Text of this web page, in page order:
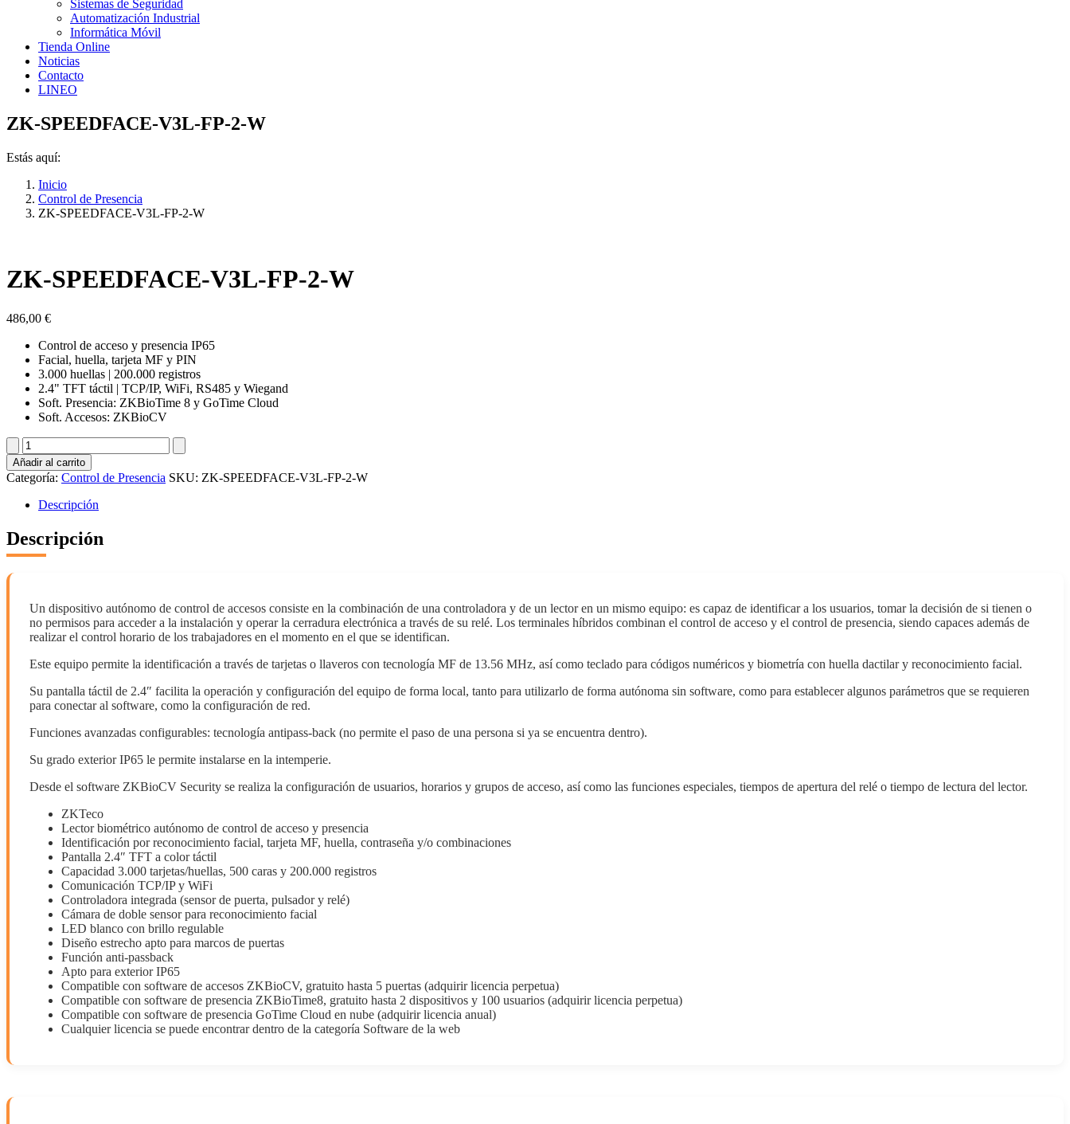
Sistemas de Seguridad
Automatización Industrial
Informática Móvil
Tienda Online
Noticias
Contacto
LINEO
ZK-SPEEDFACE-V3L-FP-2-W
Estás aquí:
Inicio
Control de Presencia
ZK-SPEEDFACE-V3L-FP-2-W
ZK-SPEEDFACE-V3L-FP-2-W
486,00 €
Control de acceso y presencia IP65
Facial, huella, tarjeta MF y PIN
3.000 huellas | 200.000 registros
2.4" TFT táctil | TCP/IP, WiFi, RS485 y Wiegand
Soft. Presencia: ZKBioTime 8 y GoTime Cloud
Soft. Accesos: ZKBioCV
ZK-
SPEEDFACE-
V3L-
FP-
cantidad
Añadir al carrito
Categoría: Control de Presencia SKU: ZK-SPEEDFACE-V3L-FP-2-W
Descripción
Descripción
Un dispositivo autónomo de control de accesos consiste en la combinación de una controladora y de un lector en un mismo equipo: es capaz de identificar a los usuarios, tomar la decisión de si tienen o
no permisos para acceder a la instalación y operar la cerradura electrónica a través de su relé. Los terminales híbridos combinan el control de acceso y el control de presencia, siendo capaces además de
realizar el control horario de los trabajadores en el momento en el que se identifican.
Este equipo permite la identificación a través de tarjetas o llaveros con tecnología MF de 13.56 MHz, así como teclado para códigos numéricos y biometría con huella dactilar y reconocimiento facial.
Su pantalla táctil de 2.4″ facilita la operación y configuración del equipo de forma local, tanto para utilizarlo de forma autónoma sin software, como para establecer algunos parámetros que se requieren
para conectar al software, como la configuración de red.
Funciones avanzadas configurables: tecnología antipass-back (no permite el paso de una persona si ya se encuentra dentro).
Su grado exterior IP65 le permite instalarse en la intemperie.
Desde el software ZKBioCV Security se realiza la configuración de usuarios, horarios y grupos de acceso, así como las funciones especiales, tiempos de apertura del relé o tiempo de lectura del lector.
ZKTeco
Lector biométrico autónomo de control de acceso y presencia
Identificación por reconocimiento facial, tarjeta MF, huella, contraseña y/o combinaciones
Pantalla 2.4″ TFT a color táctil
Capacidad 3.000 tarjetas/huellas, 500 caras y 200.000 registros
Comunicación TCP/IP y WiFi
Controladora integrada (sensor de puerta, pulsador y relé)
Cámara de doble sensor para reconocimiento facial
LED blanco con brillo regulable
Diseño estrecho apto para marcos de puertas
Función anti-passback
Apto para exterior IP65
Compatible con software de accesos ZKBioCV, gratuito hasta 5 puertas (adquirir licencia perpetua)
Compatible con software de presencia ZKBioTime8, gratuito hasta 2 dispositivos y 100 usuarios (adquirir licencia perpetua)
Compatible con software de presencia GoTime Cloud en nube (adquirir licencia anual)
Cualquier licencia se puede encontrar dentro de la categoría Software de la web